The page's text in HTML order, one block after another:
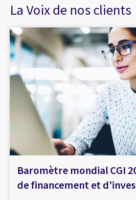
La Voix de nos clients
Baromètre mondial CGI
de financement et